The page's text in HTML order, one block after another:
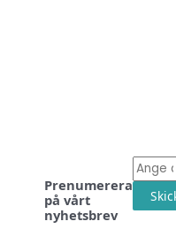
Prenumerera
på vårt
nyhetsbrev
E-
post